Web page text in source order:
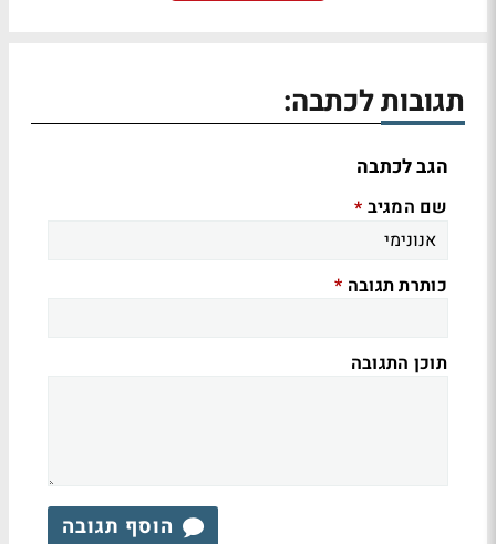
תגובות לכתבה:
הגב לכתבה
שם המגיב *
כותרת תגובה *
תוכן התגובה
הוסף תגובה